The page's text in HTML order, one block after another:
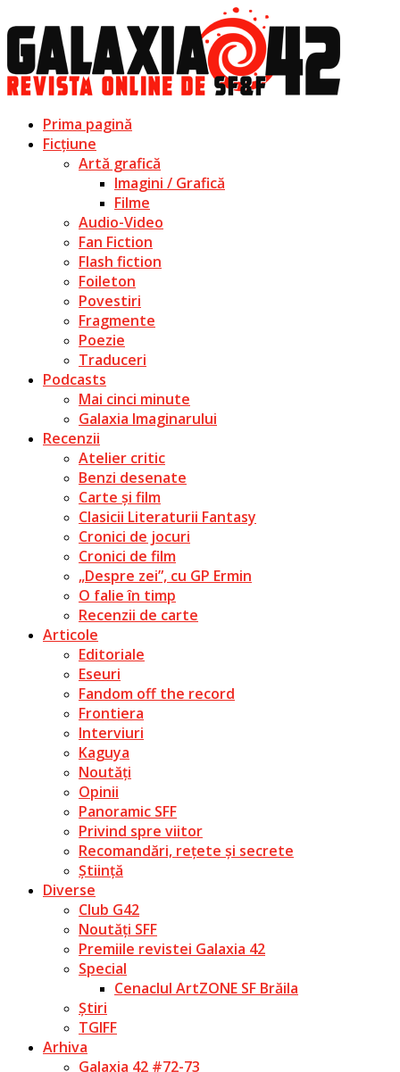
Prima pagină
Ficțiune
Artă grafică
Imagini / Grafică
Filme
Audio-Video
Fan Fiction
Flash fiction
Foileton
Povestiri
Fragmente
Poezie
Traduceri
Podcasts
Mai cinci minute
Galaxia Imaginarului
Recenzii
Atelier critic
Benzi desenate
Carte și film
Clasicii Literaturii Fantasy
Cronici de jocuri
Cronici de film
„Despre zei”, cu GP Ermin
O falie în timp
Recenzii de carte
Articole
Editoriale
Eseuri
Fandom off the record
Frontiera
Interviuri
Kaguya
Noutăți
Opinii
Panoramic SFF
Privind spre viitor
Recomandări, rețete și secrete
Știință
Diverse
Club G42
Noutăți SFF
Premiile revistei Galaxia 42
Special
Cenaclul ArtZONE SF Brăila
Știri
TGIFF
Arhiva
Galaxia 42 #72-73